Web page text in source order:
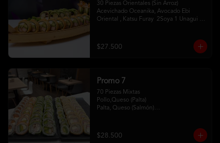
30 Piezas Orientales (Sin Arroz)
Acevichado Oceanika, Avocado Ebi
Oriental , Katsu Furay  2Soya 1 Unagui 2
$27.500
Promo 7
70 Piezas Mixtas
Pollo,Queso (Palta)
Palta, Queso (Salmón)
Kanikama, Queso (Tempura)
Camaron, Queso (Panko)
$28.500